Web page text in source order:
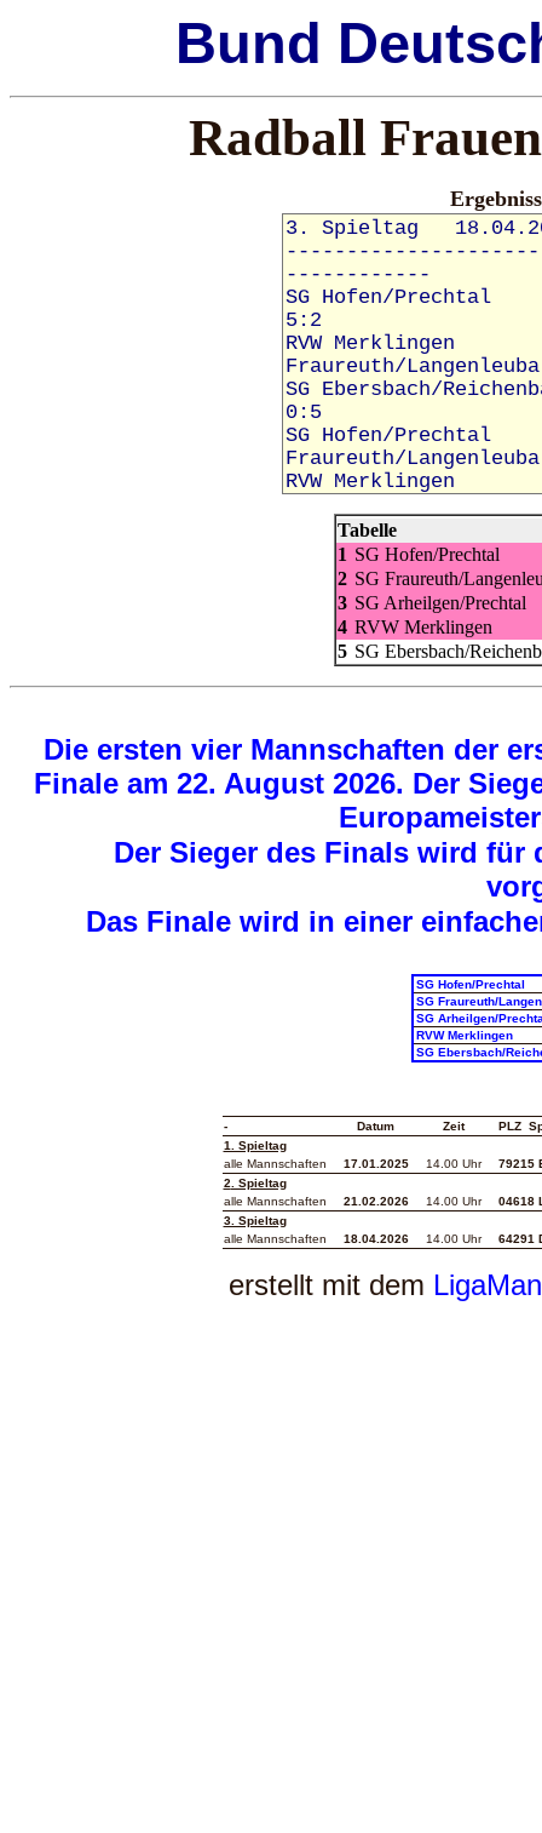
Bund
Radball
Tabelle
1 SG Hofen/Prechtal
2 SG Fraureuth/
3 SG Arheilgen/Prechtal
4 RVW Merklingen
5 SG Ebersbach/
Die ersten vier Mannschaften der
Finale am 22. August 2026. Der
Der Sieger des Finals wird
Das Finale wird in einer
SG Hofen/Prechtal
SG Fraureuth/
SG Arheilgen/
RVW Merklingen
SG Ebersbach/
- Datum Zeit
PLZ
1. Spieltag
alle Mannschaften
17.01.2025 14.00 Uhr
79215
2 . Spieltag
alle Mannschaften
21.02.2026 14.00 Uhr
04618
3. Spieltag
alle Mannschaften
18.04.2026 14.00 Uhr 64291
erstellt mit dem